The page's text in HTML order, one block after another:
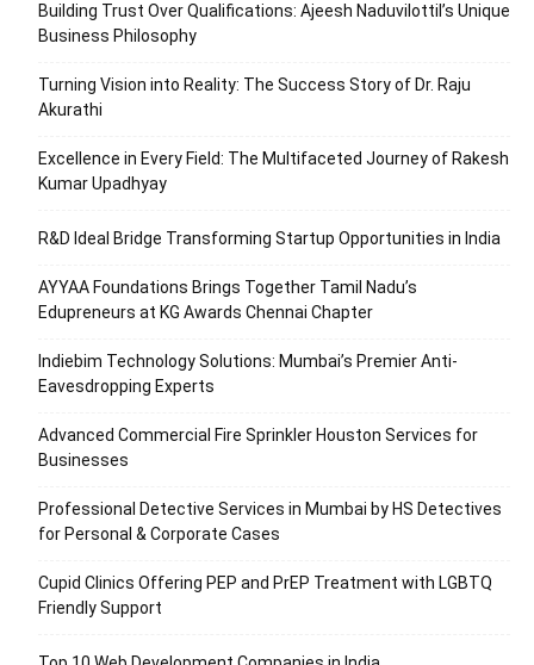
Building Trust Over Qualifications: Ajeesh Naduvilottil’s Unique
Business Philosophy
Turning Vision into Reality: The Success Story of Dr. Raju
Akurathi
Excellence in Every Field: The Multifaceted Journey of Rakesh
Kumar Upadhyay
R&D Ideal Bridge Transforming Startup Opportunities in India
AYYAA Foundations Brings Together Tamil Nadu’s
Edupreneurs at KG Awards Chennai Chapter
Indiebim Technology Solutions: Mumbai’s Premier Anti-
Eavesdropping Experts
Advanced Commercial Fire Sprinkler Houston Services for
Businesses
Professional Detective Services in Mumbai by HS Detectives
for Personal & Corporate Cases
Cupid Clinics Offering PEP and PrEP Treatment with LGBTQ
Friendly Support